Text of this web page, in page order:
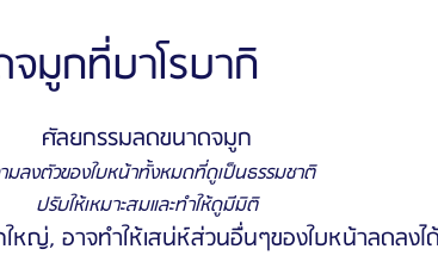
โรงพยาบาลศัลยกรรมนานะ โรงพยาบาลศัลยกรรมรูบี
มูกที่บาโรบากิ
ศัลยกรรมลดขนาดจมูก
มลงตัวของใบหน้าทั้งหมดที่ดูเป็นธรรมชาติ
ปรับให้เหมาะสมและทำให้ดูมีมิติ
หญ่, อาจทำให้เสน่ห์ส่วนอื่นๆของใบหน้าลดลงไ